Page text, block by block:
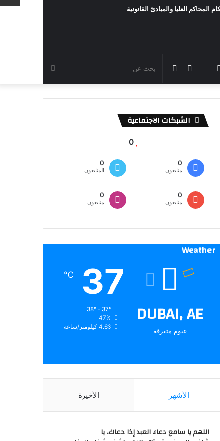
المحاكم العليا والمبادئ القانونية
عن
الوضع
المظلم
مقال
عشوائي
سناب
شات
الشبكات الاجتماعية
0
0
متابعون
0
المتابعون
0
متابعون
0
متابعون
Weather
DUBAI, AE
غيوم متفرقة
37
℃
38º - 37º
47%
4.63 كيلومتر/ساعة
الأشهر الأخيرة
اللهم يا سامع دعاء العبد إذا دعاك، يا